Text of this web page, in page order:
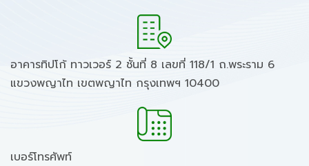
อาคารทิปโก้ ทาวเวอร์ 2 ชั้นที่ 8 เลขที่ 118/1 ถ.พระราม 6
แขวงพญาไท เขตพญาไท กรุงเทพฯ 10400
เบอร์โทรศัพท์